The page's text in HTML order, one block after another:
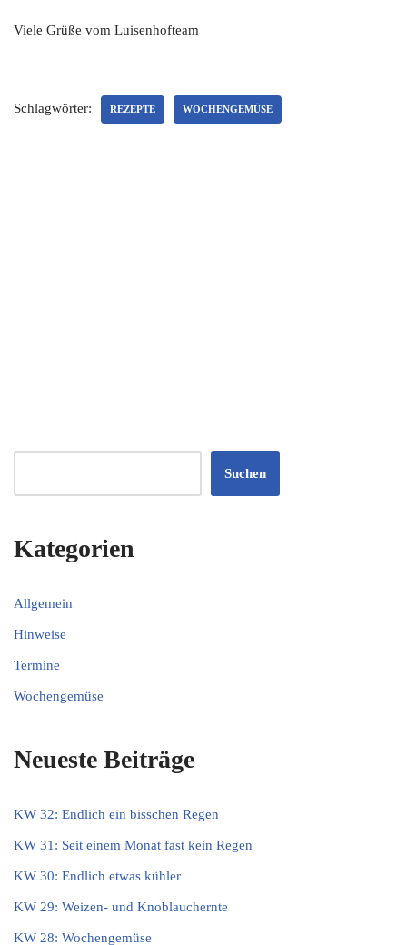
Viele Grüße vom Luisenhofteam
Schlagwörter: REZEPTE WOCHENGEMÜSE
Suchen
Kategorien
Allgemein
Hinweise
Termine
Wochengemüse
Neueste Beiträge
KW 32: Endlich ein bisschen Regen
KW 31: Seit einem Monat fast kein Regen
KW 30: Endlich etwas kühler
KW 29: Weizen- und Knoblauchernte
KW 28: Wochengemüse